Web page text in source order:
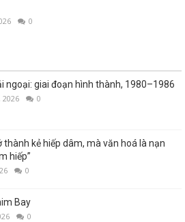
0
ngoại: giai đoạn hình thành, 1980–1986
2026 0
thành kẻ hiếp dâm, mà văn hoá là nạn
hiếp”
0
Bay
0